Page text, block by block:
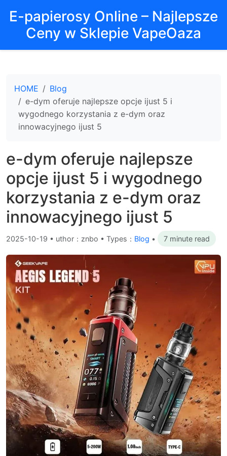
E-papierosy Online – Najlepsze
Ceny w Sklepie VapeOaza
HOME
Blog
e-dym oferuje najlepsze opcje ijust 5 i
wygodnego korzystania z e-dym oraz
innowacyjnego ijust 5
e-dym oferuje najlepsze
opcje ijust 5 i wygodnego
korzystania z e-dym oraz
innowacyjnego ijust 5
2025-10-19 • uthor：znbo • Types： Blog • 7 minute read